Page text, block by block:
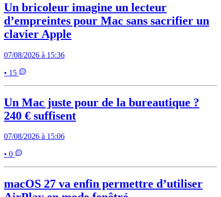
Un bricoleur imagine un lecteur
d’empreintes pour Mac sans sacrifier un
clavier Apple
07/08/2026 à 15:36
• 15
Un Mac juste pour de la bureautique ?
240 € suffisent
07/08/2026 à 15:06
• 0
macOS 27 va enfin permettre d’utiliser